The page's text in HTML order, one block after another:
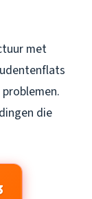
met
die